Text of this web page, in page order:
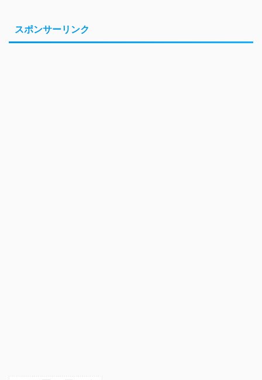
スポンサーリンク